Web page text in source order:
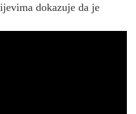
dokazuje da je